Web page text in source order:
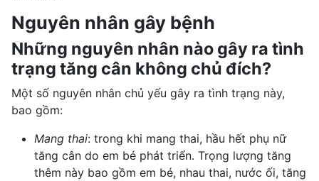
Nguyên nhân gây bệnh
Những nguyên nhân nào gây ra tình
trạng tăng cân không chủ đích?
Một số nguyên nhân chủ yếu gây ra tình trạng này,
bao gồm:
Mang thai: trong khi mang thai, hầu hết phụ nữ
tăng cân do em bé phát triển. Trọng lượng tăng
thêm này bao gồm em bé, nhau thai, nước ối, tăng